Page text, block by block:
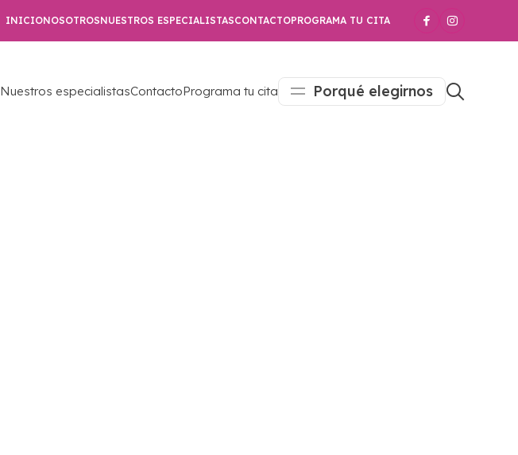
INICIONOSOTROSNUESTROS ESPECIALISTASCONTACTOPROGRAMA TU CITA
Porqué elegirnos
Nuestros especialistasContactoPrograma tu cita